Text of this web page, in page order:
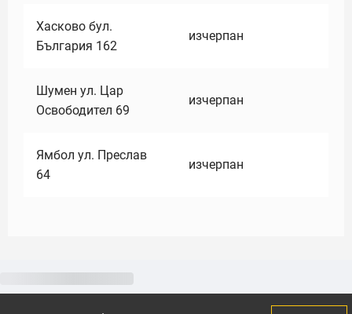
Хасково бул.
България 162
изчерпан
Шумен ул. Цар
Освободител 69
изчерпан
Ямбол ул. Преслав
64
изчерпан